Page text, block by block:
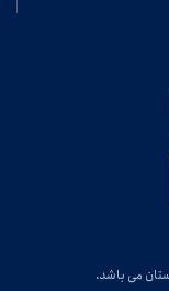
می باشد.